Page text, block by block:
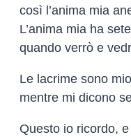
così l’anima mia
L’anima mia ha
quando verrò e
Le lacrime sono
mentre mi dicono
Questo io ricordo,